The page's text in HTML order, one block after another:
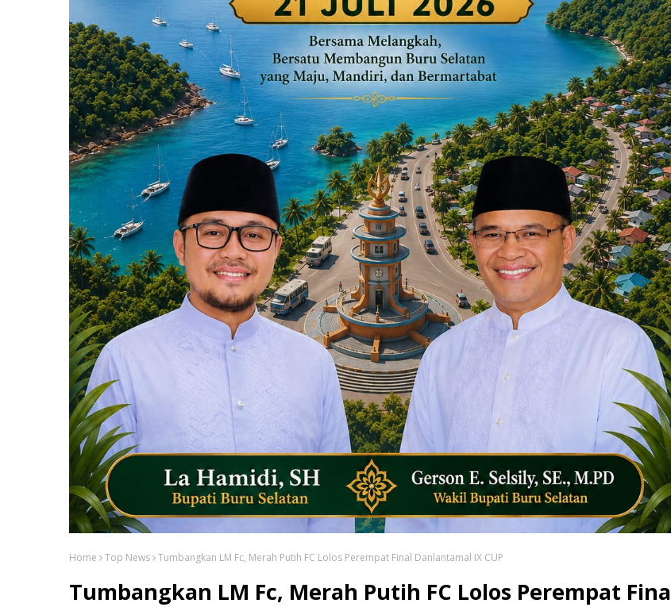
Home Top News Tumbangkan LM Fc, Merah Putih FC Lolos Perempat Final Danlantamal IX CUP
Tumbangkan LM Fc, Merah Putih FC Lolos Perempat